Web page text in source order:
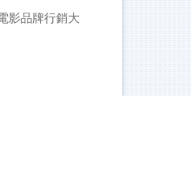
影品牌行銷大